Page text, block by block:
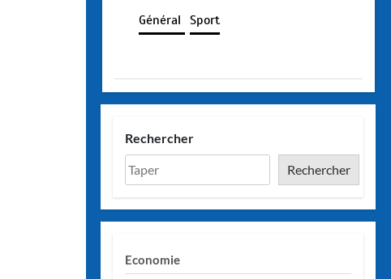
Général Sport
Rechercher
Rechercher
Economie